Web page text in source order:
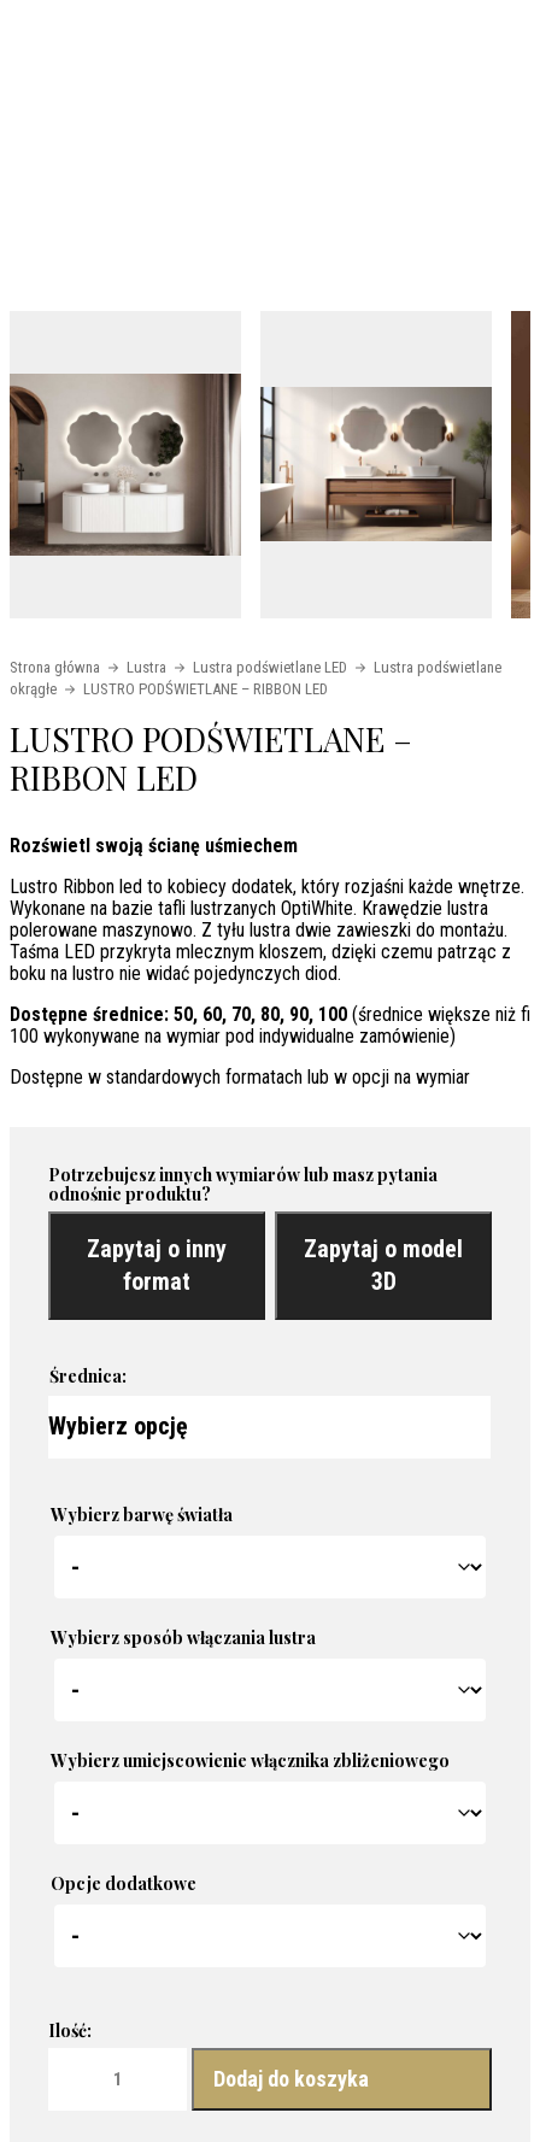
Strona główna Lustra Lustra podświetlane LED
Lustra podświetlane
okrągłe
LUSTRO PODŚWIETLANE – RIBBON LED
LUSTRO PODŚWIETLANE –
RIBBON LED
Rozświetl swoją ścianę uśmiechem
Lustro Ribbon led to kobiecy dodatek, który rozjaśni każde wnętrze.
Wykonane na bazie tafli lustrzanych OptiWhite. Krawędzie lustra
polerowane maszynowo. Z tyłu lustra dwie zawieszki do montażu.
Taśma LED przykryta mlecznym kloszem, dzięki czemu patrząc z
boku na lustro nie widać pojedynczych diod.
Dostępne średnice: 50, 60, 70, 80, 90, 100 (średnice większe niż fi
100 wykonywane na wymiar pod indywidualne zamówienie)
Dostępne w standardowych formatach lub w opcji na wymiar
Potrzebujesz innych wymiarów lub masz pytania
odnośnie produktu?
Zapytaj o inny
format
Zapytaj o model
3D
Średnica:
Wybierz barwę światła
Wybierz sposób włączania lustra
Wybierz umiejscowienie włącznika zbliżeniowego
Opcje dodatkowe
ilość LUSTRO PODŚWIETLANE - RIBBON LED
Dodaj do koszyka